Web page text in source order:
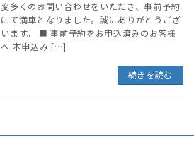
変多くのお問い合わせをいただき、事前予約
にて満車となりました。誠にありがとうござ
います。 ■ 事前予約をお申込済みのお客様
へ 本申込み […]
続きを読む